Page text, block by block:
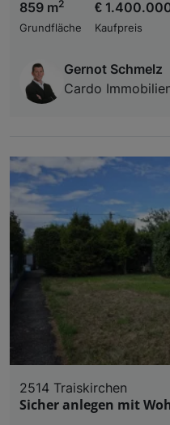
859 m2
Grundfläche
€
Kaufpreis
Gernot Schmelz
Cardo
2514 Traiskirchen
Sicher anlegen mit